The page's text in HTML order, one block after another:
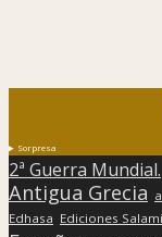
Sorpresa
2ª Guerra Mundial.
Antigua Grecia
Edhasa Ediciones